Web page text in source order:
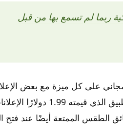
على كل ميزة مع بعض
الفردي داخل
الطقس الممتعة أيضًا عند فتح